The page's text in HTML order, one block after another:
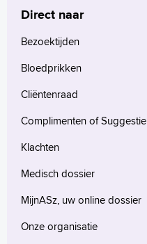
Direct naar
Bezoektijden
Bloedprikken
Cliëntenraad
Complimenten of Suggestie
Klachten
Medisch dossier
MijnASz, uw online dossier
Onze organisatie